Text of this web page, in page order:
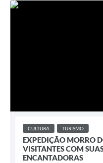
CULTURA TURISMO
EXPEDIÇÃO MORRO
VISITANTES COM
ENCANTADORAS